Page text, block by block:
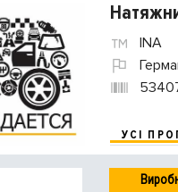
INA
УСІ